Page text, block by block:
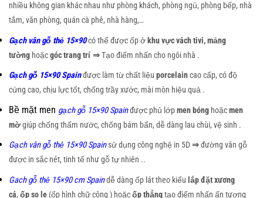
nhiều không gian khác nhau như phòng khách, phòng ngủ, phòng bếp, nhà
tắm, văn phòng, quán cà phê, nhà hàng,…
Gạch vân gỗ thẻ 15×90có thể được ốp ở khu vực vách tivi, mảng
tường hoặcgóc trang trí ⇒Tạo điểm nhấn cho ngôi nhà .
Gạch gỗ 15×90 Spainđược làm từ chất liệu porcelaincao cấp, có độ
cứng cao, chịu lực tốt, chống trầy xước, mài mòn hiệu quả .
Bề mặt men gạch gỗ 15×90 Spainđược phủ lớpmen bóng hoặcmen
mờgiúp chống thấm nước, chống bám bẩn, dễ dàng lau chùi, vệ sinh .
Gạch vân gỗ thẻ 15×90 Spainsử dụng công nghệ in 5D ⇒đường vân gỗ
được in sắc nét, tinh tế như gỗ tự nhiên ..
Gach gỗ thẻ 15×90 cm Spaindễ dàng ốp lát theo kiểu lắp đặt xương
cá, ốp so le (ốp hình chữ công ) hoặcốp thẳngtạo điểm nhấn ấn tượng